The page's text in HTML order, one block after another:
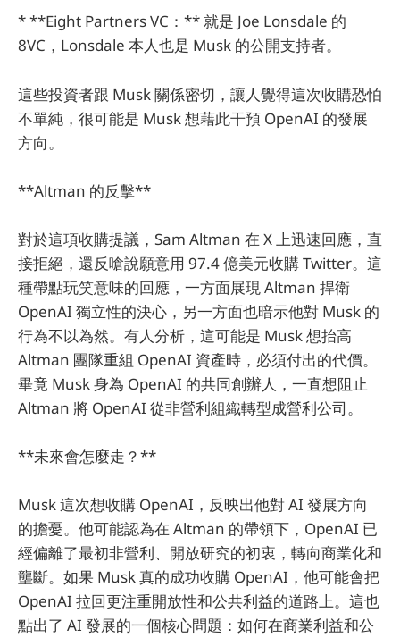
* **Eight Partners VC：** 就是 Joe Lonsdale 的
8VC，Lonsdale 本人也是 Musk 的公開支持者。
這些投資者跟 Musk 關係密切，讓人覺得這次收購恐怕
不單純，很可能是 Musk 想藉此干預 OpenAI 的發展
方向。
**Altman 的反擊**
對於這項收購提議，Sam Altman 在 X 上迅速回應，直
接拒絕，還反嗆說願意用 97.4 億美元收購 Twitter。這
種帶點玩笑意味的回應，一方面展現 Altman 捍衛
OpenAI 獨立性的決心，另一方面也暗示他對 Musk 的
行為不以為然。有人分析，這可能是 Musk 想抬高
Altman 團隊重組 OpenAI 資產時，必須付出的代價。
畢竟 Musk 身為 OpenAI 的共同創辦人，一直想阻止
Altman 將 OpenAI 從非營利組織轉型成營利公司。
**未來會怎麼走？**
Musk 這次想收購 OpenAI，反映出他對 AI 發展方向
的擔憂。他可能認為在 Altman 的帶領下，OpenAI 已
經偏離了最初非營利、開放研究的初衷，轉向商業化和
壟斷。如果 Musk 真的成功收購 OpenAI，他可能會把
OpenAI 拉回更注重開放性和公共利益的道路上。這也
點出了 AI 發展的一個核心問題：如何在商業利益和公